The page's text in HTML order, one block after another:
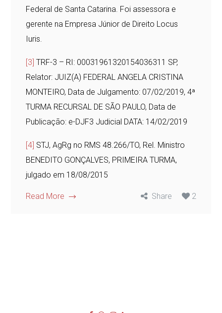
Federal de Santa Catarina. Foi assessora e
gerente na Empresa Júnior de Direito Locus
Iuris.
[3] TRF-3 – RI: 00031961320154036311 SP,
Relator: JUIZ(A) FEDERAL ANGELA CRISTINA
MONTEIRO, Data de Julgamento: 07/02/2019, 4ª
TURMA RECURSAL DE SÃO PAULO, Data de
Publicação: e-DJF3 Judicial DATA: 14/02/2019
[4] STJ, AgRg no RMS 48.266/TO, Rel. Ministro
BENEDITO GONÇALVES, PRIMEIRA TURMA,
julgado em 18/08/2015
Read More Share 2